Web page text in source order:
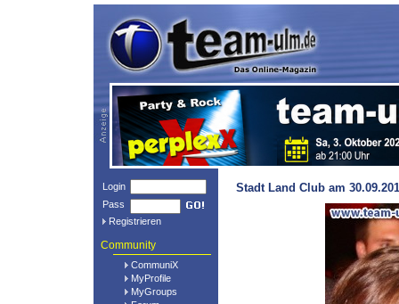
Login
Pass
Registrieren
Community
CommuniX
MyProfile
MyGroups
Stadt Land Club am